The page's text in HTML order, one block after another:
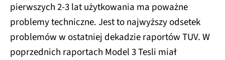
pierwszych 2-3 lat użytkowania ma poważne
problemy techniczne. Jest to najwyższy odsetek
problemów w ostatniej dekadzie raportów TUV. W
poprzednich raportach Model 3 Tesli miał